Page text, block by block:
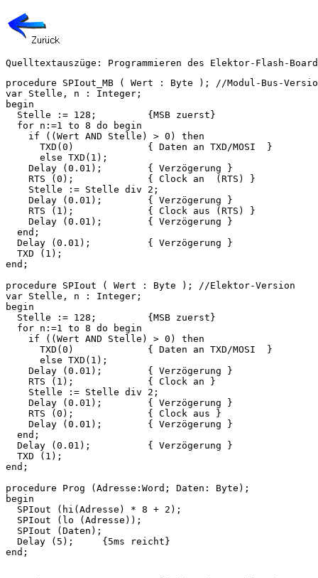
Quelltextauszüge: Programmieren des Elektor-Flash-
procedure SPIout_MB ( Wert : Byte ); //Modul-Bus-
var Stelle, n : Integer;
begin
  Stelle := 128;         {MSB zuerst}
  for n:=1 to 8 do begin
    if ((Wert AND Stelle) > 0) then
      TXD(0)             { Daten an TXD/MOSI  }
      else TXD(1);
    Delay (0.01);        { Verzögerung }
    RTS (0);             { Clock an  (RTS) }
    Stelle := Stelle div 2;
    Delay (0.01);        { Verzögerung }
    RTS (1);             { Clock aus (RTS) }
    Delay (0.01);        { Verzögerung }
  end;
  Delay (0.01);          { Verzögerung }
  TXD (1);
end;
procedure SPIout ( Wert : Byte ); //Elektor-Version
var Stelle, n : Integer;
begin
  Stelle := 128;         {MSB zuerst}
  for n:=1 to 8 do begin
    if ((Wert AND Stelle) > 0) then
      TXD(0)             { Daten an TXD/MOSI  }
      else TXD(1);
    Delay (0.01);        { Verzögerung }
    RTS (1);             { Clock an }
    Stelle := Stelle div 2;
    Delay (0.01);        { Verzögerung }
    RTS (0);             { Clock aus }
    Delay (0.01);        { Verzögerung }
  end;
  Delay (0.01);          { Verzögerung }
  TXD (1);
end;
procedure Prog (Adresse:Word; Daten: Byte);
begin
  SPIout (hi(Adresse) * 8 + 2);
  SPIout (lo (Adresse));
  SPIout (Daten);
  Delay (5);     {5ms reicht}
end;